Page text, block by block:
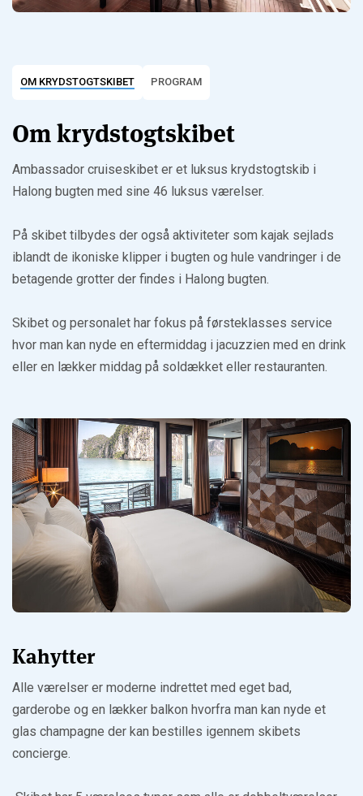
OM KRYDSTOGTSKIBET PROGRAM
Om krydstogtskibet
Ambassador cruiseskibet er et luksus krydstogtskib i
Halong bugten med sine 46 luksus værelser.
På skibet tilbydes der også aktiviteter som kajak sejlads
iblandt de ikoniske klipper i bugten og hule vandringer i de
betagende grotter der findes i Halong bugten.
Skibet og personalet har fokus på førsteklasses service
hvor man kan nyde en eftermiddag i jacuzzien med en drink
eller en lækker middag på soldækket eller restauranten.
Kahytter
Alle værelser er moderne indrettet med eget bad,
garderobe og en lækker balkon hvorfra man kan nyde et
glas champagne der kan bestilles igennem skibets
concierge.